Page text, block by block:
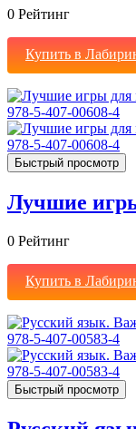
0 Рейтинг
Купить в
Быстрый просмотр
Лучшие
0 Рейтинг
Купить в
Быстрый просмотр